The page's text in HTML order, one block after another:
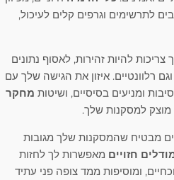
לתרשימים וגרפים קלים לעיכול,
צריכות להיות זהירות, לאסוף נתונים
רלוונטיים. איזון את הגישה שלך עם
ומניעים בסיסיים, ושיטות מחקר
למסקנות שלך.
מבטיח שהמסקנות שלך מגובות
חזויים מאפשרות לך לחזות
ומוסיפות ממד צופה פני עתיד